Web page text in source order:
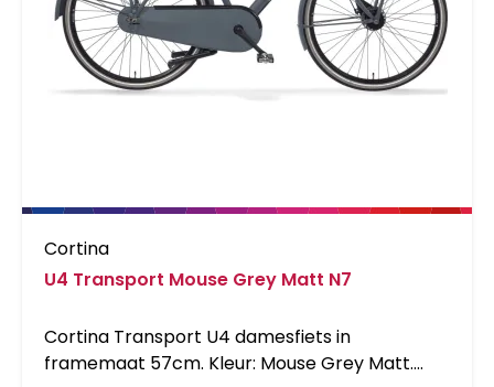
Cortina
U4 Transport Mouse Grey Matt N7
Cortina Transport U4 damesfiets in
framemaat 57cm. Kleur: Mouse Grey Matt.